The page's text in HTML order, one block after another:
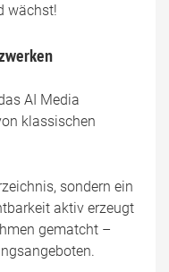
wächst!
AI Media
klassischen
sondern ein
aktiv erzeugt
gematcht –